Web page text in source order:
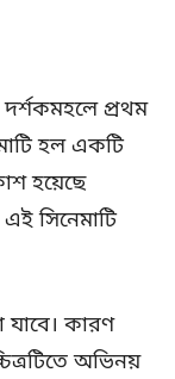
দর্শকমহলে প্রথম
হল একটি
হয়েছে
সিনেমাটি
যাবে। কারণ
অভিনয়